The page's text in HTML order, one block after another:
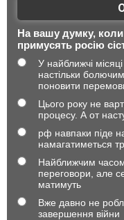
На вашу думку, коли
примусять росію
У найближчі
настільки
поновити
Цього року не
процесу. А от
рф навпаки піде
намагатиметься
Найближчим
переговори, але
матимуть
Вже давно не
завершення війни